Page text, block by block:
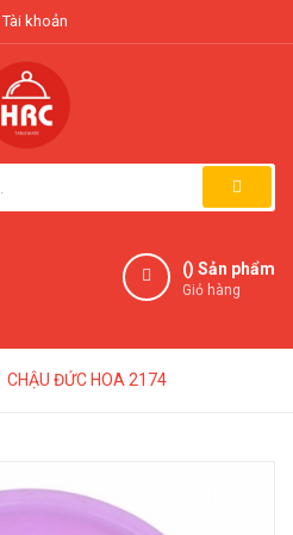
Tài khoản
() Sản phẩm
Giỏ hàng
CHẬU ĐỨC HOA 2174